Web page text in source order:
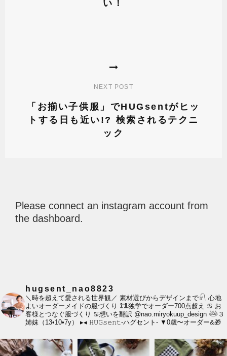
い！
NEXT POST
「お揃い子供服」でHUGsentがヒッ
トする日も近い!? 検索されるテクニ
ック
Please connect an instagram account from
the dashboard.
hugsent_nao8823
＼時を超えて愛される世界観／ 素材選びからデザインまで𓍯 心地
よいオーダーメイドの服づくり 𐃀独学でオーダー700点超え ♋︎ お
客様とつなぐ服づくり ♋︎想いを翻訳 @nao.miryokuup_design 𓅸３
姉妹（13•10•7y）
▸◂ 𝙷𝚄𝙶𝚜𝚎𝚗𝚝-ハグセント- ▼0歳〜オーダー&🎁